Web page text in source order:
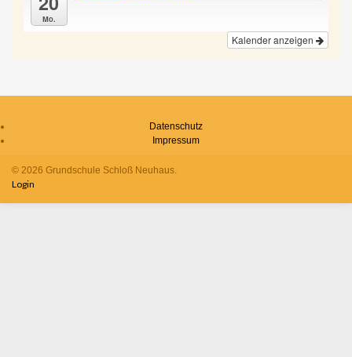
Mo.
Kalender anzeigen
Datenschutz
Impressum
© 2026 Grundschule Schloß Neuhaus.
Login